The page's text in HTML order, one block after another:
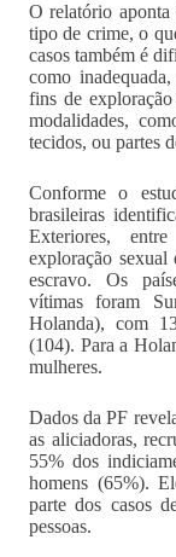
O relatório aponta
tipo de crime, o
casos também é
como
fins de
modalidades,
tecidos, ou partes
Conforme o
brasileiras
Exteriores,
exploração
escravo. Os
vítimas foram
Holanda), com
(104). Para a
mulheres.
Dados da PF
as aliciadoras,
55% dos
homens (65%).
parte dos casos
pessoas.